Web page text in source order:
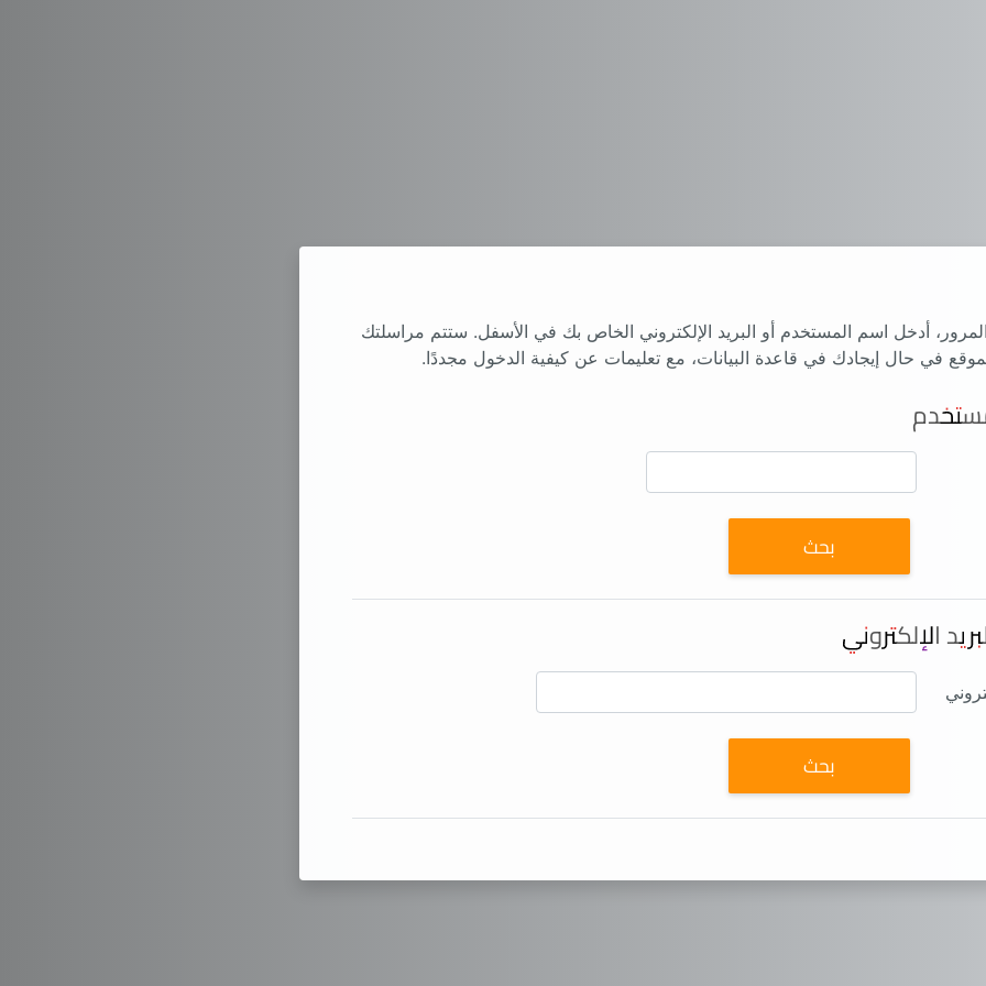
المرور، أدخل اسم المستخدم أو البريد الإلكتروني الخاص بك في الأسفل. ستتم مراسلتك
في حال إيجادك في قاعدة البيانات، مع تعليمات عن كيفية الدخول مجددًا.
الإلكتروني
الإلكتروني